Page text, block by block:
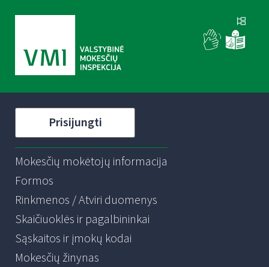
Prisijungti
Mokesčių mokėtojų informacija
Formos
Rinkmenos / Atviri duomenys
Skaičiuoklės ir pagalbininkai
Sąskaitos ir įmokų kodai
Mokesčių žinynas